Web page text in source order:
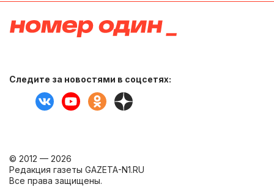
Следите за новостями в соцсетях:
© 2012 — 2026
Редакция газеты GAZETA-N1.RU
Все права защищены.